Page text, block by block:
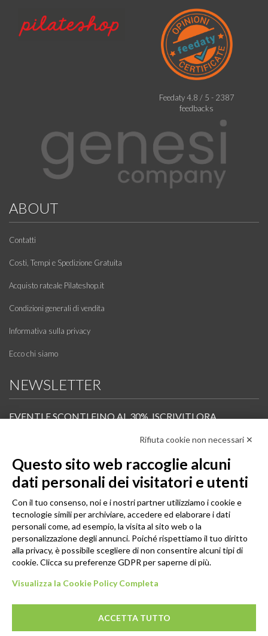
Feedaty4.8 / 5 - 2387
feedbacks
ABOUT
Contatti
Costi, Tempi e Spedizione Gratuita
Acquisto rateale Pilateshop.it
Condizioni generali di vendita
Informativa sulla privacy
Ecco chi siamo
NEWSLETTER
EVENTI E SCONTI FINO AL 30%. ISCRIVITI ORA.
Scopri in anteprima i nuovi prodotti, le promozioni riservate ai professionisti e resta
Iscrivi alla Newsletter
SEGUICI
Rifiuta cookie non necessari ✕
Questo sito web raccoglie alcuni
dati personali dei visitatori e utenti
Con il tuo consenso, noi e i nostri partner utilizziamo i cookie e
tecnologie simili per archiviare, accedere ed elaborare i dati
personali come, ad esempio, la visita al sito web o la
personalizzazione degli annunci. Poiché rispettiamo il tuo diritto
alla privacy, è possibile scegliere di non consentire alcuni tipi di
cookie. Clicca su preferenze GDPR per saperne di più.
Visualizza la Cookie Policy Completa
ACCETTA TUTTO